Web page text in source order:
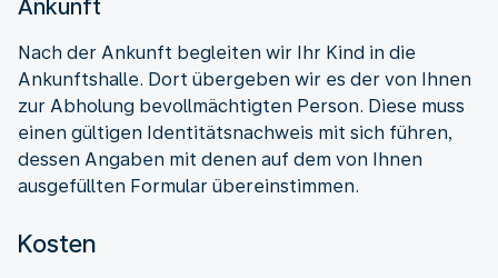
Ankunft
Nach der Ankunft begleiten wir Ihr Kind in die
Ankunftshalle. Dort übergeben wir es der von Ihnen
zur Abholung bevollmächtigten Person. Diese muss
einen gültigen Identitätsnachweis mit sich führen,
dessen Angaben mit denen auf dem von Ihnen
ausgefüllten Formular übereinstimmen.
Kosten